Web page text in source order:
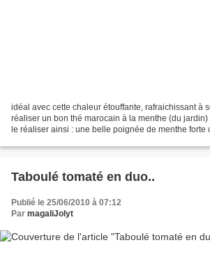
idéal avec cette chaleur étouffante, rafraichissant à
réaliser un bon thé marocain à la menthe (du
le réaliser ainsi : une belle poignée de menthe forte
Taboulé tomaté en duo..
Publié le 25/06/2010 à 07:12
Par magaliJolyt